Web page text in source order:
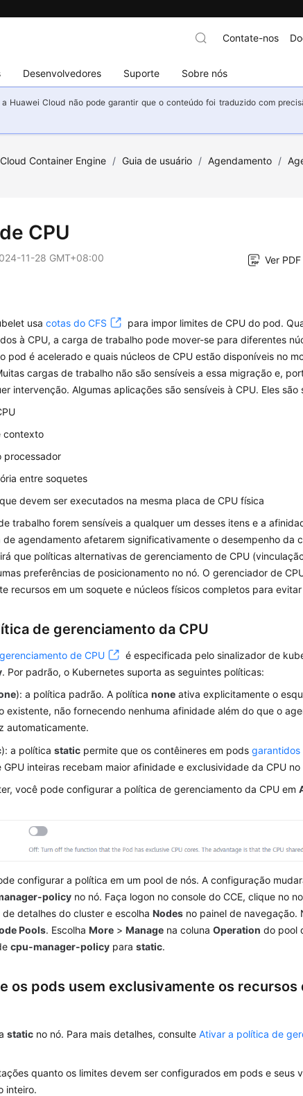
Desenvolvedores Suporte Sobre nós
Contate-nos
Huawei Cloud não pode garantir que o conteúdo foi traduzido com
Cloud Container Engine / Guia de usuário / Agendamento /
CPU
11-28 GMT+08:00 Ver PDF
usacotas do CFS
para impor limites de CPU do pod.
à CPU, a carga de trabalho pode mover-se para diferentes
pod é acelerado e quais núcleos de CPU estão disponíveis no
cargas de trabalho não são sensíveis a essa migração e,
intervenção. Algumas aplicações são sensíveis à CPU. Eles são
contexto
processador
entre soquetes
devem ser executados na mesma placa de CPU física
trabalho forem sensíveis a qualquer um desses itens e a
de agendamento afetarem significativamente o desempenho da
que políticas alternativas de gerenciamento de CPU
preferências de posicionamento no nó. O gerenciador de
recursos em um soquete e núcleos físicos completos para
de gerenciamento da CPU
de CPU é especificada pelo sinalizador de
. Por padrão, o Kubernetes suporta as seguintes políticas:
): a política padrão. A políticanone ativa explicitamente o
existente, não fornecendo nenhuma afinidade além do que o
automaticamente.
): a políticastatic permite que os contêineres em podsgarantidos
GPU inteiras recebam maior afinidade e exclusividade da CPU no
você pode configurar a política de gerenciamento da CPU em
configurar a política em um pool de nós. A configuração
policy no nó. Faça logon no console do CCE, clique no
de detalhes do cluster e escolhaNodes no painel de navegação.
Pools. EscolhaMore >Manage na colunaOperation do pool
cpu-manager-policy parastatic.
os pods usem exclusivamente os recursos
static no nó. Para mais detalhes, consulteAtivar a política de
quanto os limites devem ser configurados em pods e seus
inteiro.